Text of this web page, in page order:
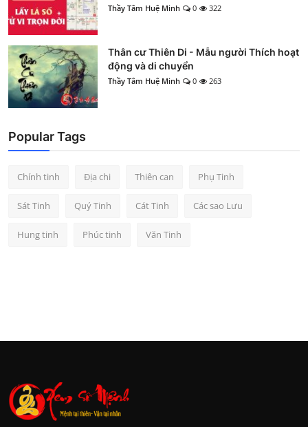
Thầy Tâm Huệ Minh 0 322
Thân cư Thiên Di - Mẫu người Thích hoạt
động và di chuyển
Thầy Tâm Huệ Minh 0 263
Popular Tags
Chính tinh Địa chi Thiên can Phụ Tinh
Sát Tinh Quý Tinh Cát Tinh Các sao Lưu
Hung tinh Phúc tinh Văn Tinh